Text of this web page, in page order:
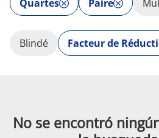
Quartes Paire
Blindé Facteur de
No se encontró